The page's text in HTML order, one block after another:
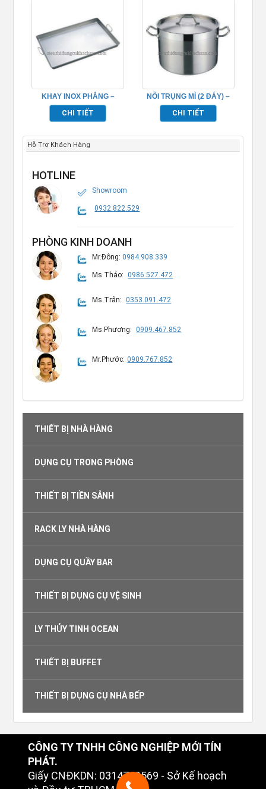
KHAY INOX PHẲNG –
TP696060
CHI TIẾT
NỒI TRỤNG MÌ (2 ĐÁY) –
TP696036
CHI TIẾT
Hỗ Trợ Khách Hàng
HOTLINE
Showroom
0932.822.529
PHÒNG KINH DOANH
Mr.Đông:0984.908.339
Ms.Thảo: 0986.527.472
Ms.Trân: 0353.091.472
Ms.Phượng: 0909.467.852
Mr.Phước: 0909.767.852
THIẾT BỊ NHÀ HÀNG
DỤNG CỤ TRONG PHÒNG
THIẾT BỊ TIỀN SẢNH
RACK LY NHÀ HÀNG
DỤNG CỤ QUẦY BAR
THIẾT BỊ DỤNG CỤ VỆ SINH
LY THỦY TINH OCEAN
THIẾT BỊ BUFFET
THIẾT BỊ DỤNG CỤ NHÀ BẾP
CÔNG TY TNHH CÔNG NGHIỆP MỚI TÍN
PHÁT.
Giấy CNĐKDN: 0314749569 - Sở Kế hoạch